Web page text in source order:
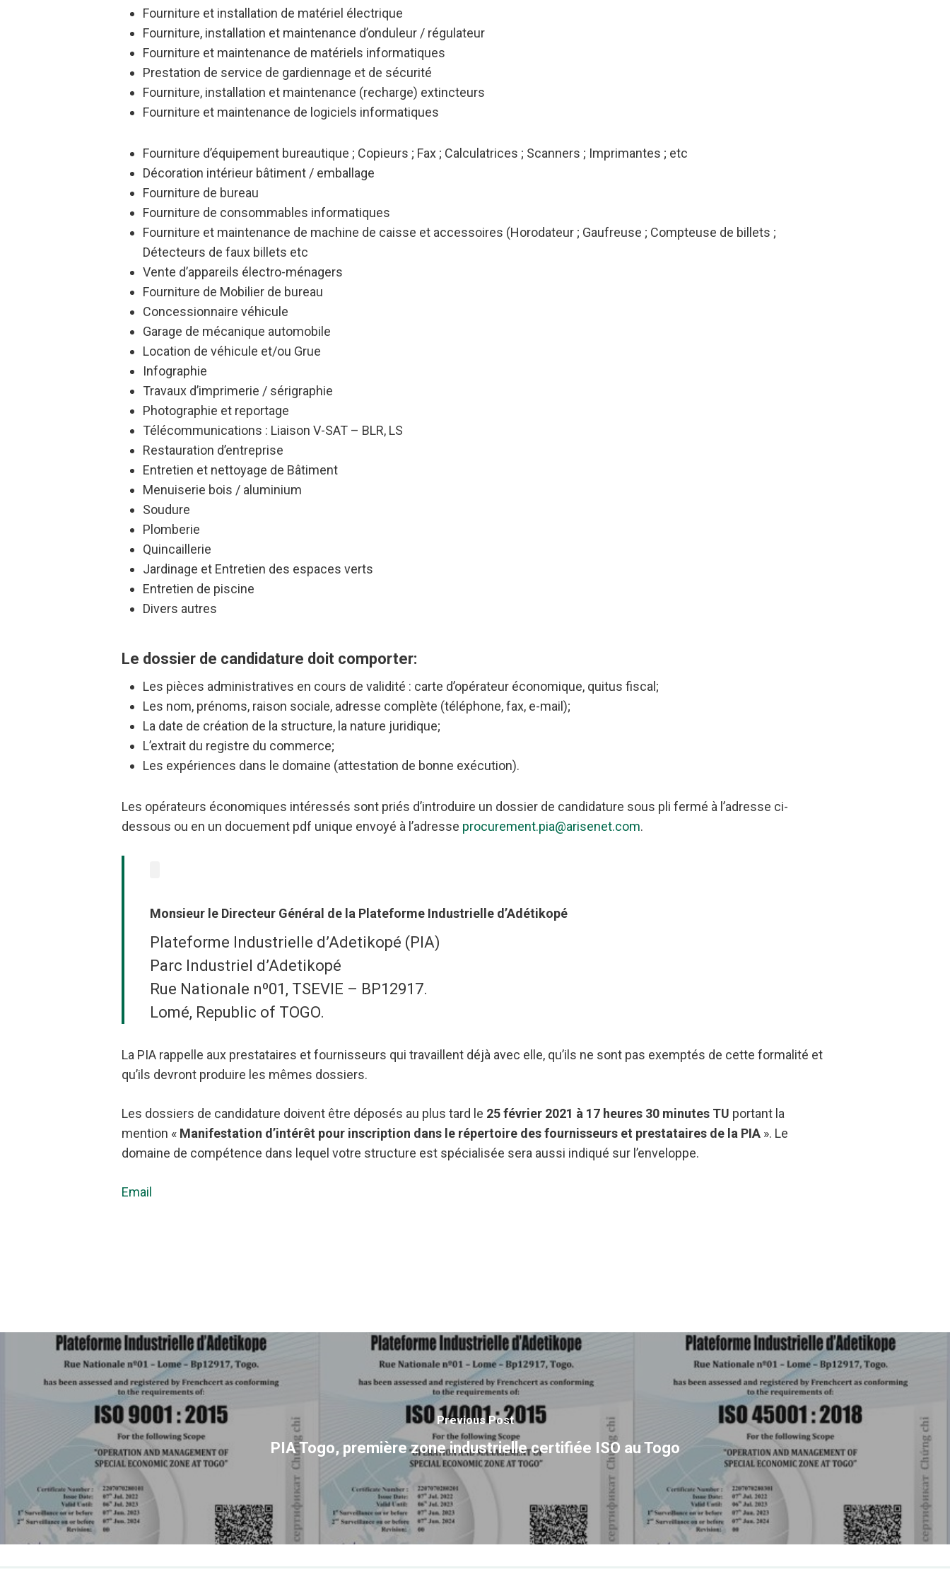
Fourniture et installation de matériel électrique
Fourniture, installation et maintenance d’onduleur / régulateur
Fourniture et maintenance de matériels informatiques
Prestation de service de gardiennage et de sécurité
Fourniture, installation et maintenance (recharge) extincteurs
Fourniture et maintenance de logiciels informatiques
Fourniture d’équipement bureautique ; Copieurs ; Fax ; Calculatrices ; Scanners ; Imprimantes ; etc
Décoration intérieur bâtiment / emballage
Fourniture de bureau
Fourniture de consommables informatiques
Fourniture et maintenance de machine de caisse et accessoires (Horodateur ; Gaufreuse ; Compteuse de billets ;
Détecteurs de faux billets etc
Vente d’appareils électro-ménagers
Fourniture de Mobilier de bureau
Concessionnaire véhicule
Garage de mécanique automobile
Location de véhicule et/ou Grue
Infographie
Travaux d’imprimerie / sérigraphie
Photographie et reportage
Télécommunications : Liaison V-SAT – BLR, LS
Restauration d’entreprise
Entretien et nettoyage de Bâtiment
Menuiserie bois / aluminium
Soudure
Plomberie
Quincaillerie
Jardinage et Entretien des espaces verts
Entretien de piscine
Divers autres
Le dossier de candidature doit comporter:
Les pièces administratives en cours de validité : carte d’opérateur économique, quitus fiscal;
Les nom, prénoms, raison sociale, adresse complète (téléphone, fax, e-mail);
La date de création de la structure, la nature juridique;
L’extrait du registre du commerce;
Les expériences dans le domaine (attestation de bonne exécution).
Les opérateurs économiques intéressés sont priés d’introduire un dossier de candidature sous pli fermé à l’adresse ci-
dessous ou en un docuement pdf unique envoyé à l’adresse procurement.pia@arisenet.com.
Monsieur le Directeur Général de la Plateforme Industrielle d’Adétikopé
Plateforme Industrielle d’Adetikopé (PIA)
Parc Industriel d’Adetikopé
Rue Nationale nº01, TSEVIE – BP12917.
Lomé, Republic of TOGO.
La PIA rappelle aux prestataires et fournisseurs qui travaillent déjà avec elle, qu’ils ne sont pas exemptés de cette formalité et
qu’ils devront produire les mêmes dossiers.
Les dossiers de candidature doivent être déposés au plus tard le 25 février 2021 à 17 heures 30 minutes TU portant la
mention « Manifestation d’intérêt pour inscription dans le répertoire des fournisseurs et prestataires de la PIA ». Le
domaine de compétence dans lequel votre structure est spécialisée sera aussi indiqué sur l’enveloppe.
Email
Previous Post
PIA Togo, première zone industrielle certifiée ISO au Togo